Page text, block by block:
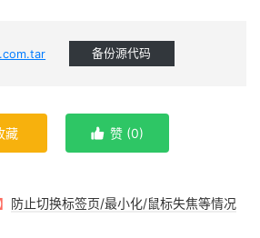
备份源代码
藏  赞 (0)
防止切换标签页/最小化/鼠标失焦等情况